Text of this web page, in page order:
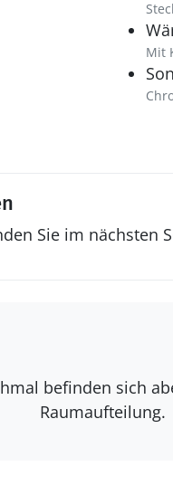
Mit
Sie im nächsten
befinden sich
Raumaufteilung.